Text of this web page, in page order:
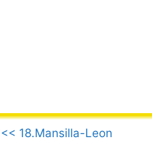
18.Mansilla-Leon